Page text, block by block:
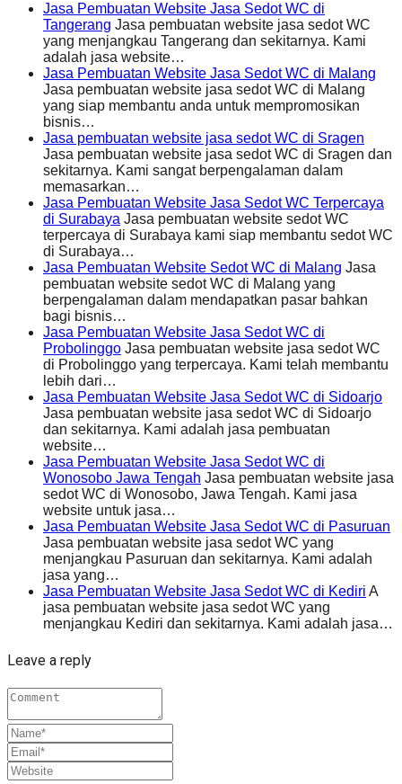
Jasa Pembuatan Website Jasa Sedot WC di
Tangerang Jasa pembuatan website jasa sedot WC
yang menjangkau Tangerang dan sekitarnya. Kami
adalah jasa website…
Jasa Pembuatan Website Jasa Sedot WC di Malang
Jasa pembuatan website jasa sedot WC di Malang
yang siap membantu anda untuk mempromosikan
bisnis…
Jasa pembuatan website jasa sedot WC di Sragen
Jasa pembuatan website jasa sedot WC di Sragen dan
sekitarnya. Kami sangat berpengalaman dalam
memasarkan…
Jasa Pembuatan Website Jasa Sedot WC Terpercaya
di Surabaya Jasa pembuatan website sedot WC
terpercaya di Surabaya kami siap membantu sedot WC
di Surabaya…
Jasa Pembuatan Website Sedot WC di Malang Jasa
pembuatan website sedot WC di Malang yang
berpengalaman dalam mendapatkan pasar bahkan
bagi bisnis…
Jasa Pembuatan Website Jasa Sedot WC di
Probolinggo Jasa pembuatan website jasa sedot WC
di Probolinggo yang terpercaya. Kami telah membantu
lebih dari…
Jasa Pembuatan Website Jasa Sedot WC di Sidoarjo
Jasa pembuatan website jasa sedot WC di Sidoarjo
dan sekitarnya. Kami adalah jasa pembuatan
website…
Jasa Pembuatan Website Jasa Sedot WC di
Wonosobo Jawa Tengah Jasa pembuatan website jasa
sedot WC di Wonosobo, Jawa Tengah. Kami jasa
website untuk jasa…
Jasa Pembuatan Website Jasa Sedot WC di Pasuruan
Jasa pembuatan website jasa sedot WC yang
menjangkau Pasuruan dan sekitarnya. Kami adalah
jasa yang…
Jasa Pembuatan Website Jasa Sedot WC di Kediri A
jasa pembuatan website jasa sedot WC yang
menjangkau Kediri dan sekitarnya. Kami adalah jasa…
Leave a reply